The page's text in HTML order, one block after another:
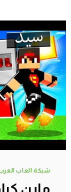
شبكة العاب
ماين